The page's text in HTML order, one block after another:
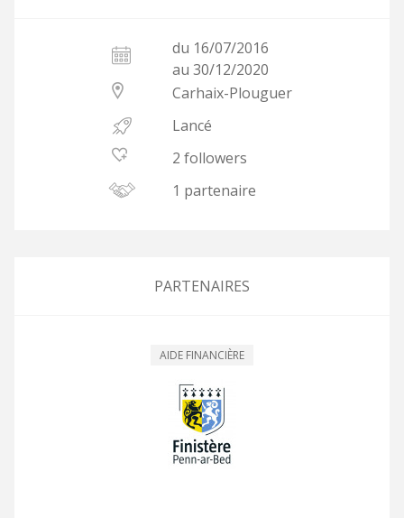
du 16/07/2016
au 30/12/2020
Carhaix-Plouguer
Lancé
2 followers
1 partenaire
PARTENAIRES
AIDE FINANCIÈRE